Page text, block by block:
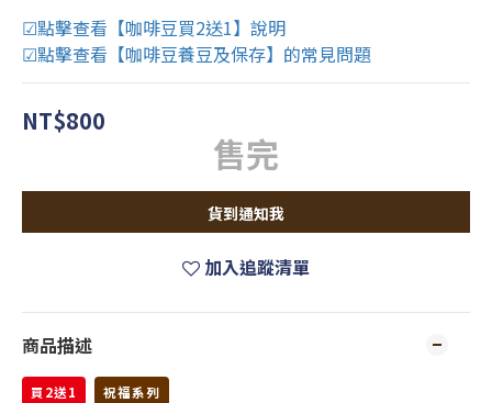
☑點擊查看【咖啡豆買2送1】說明
☑點擊查看【咖啡豆養豆及保存】的常見問題
NT$800
售完
貨到通知我
加入追蹤清單
商品描述
買2送1 祝福系列